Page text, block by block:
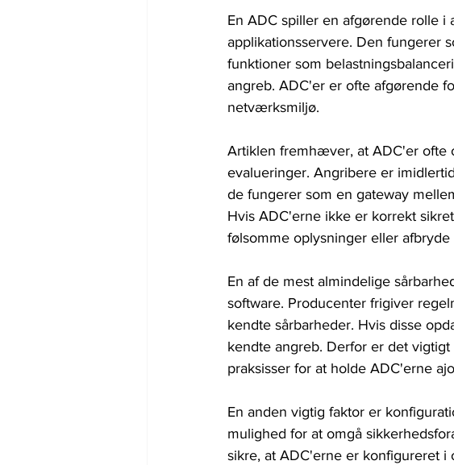
En ADC spiller en afgørende rolle
applikationsservere. Den fungerer
funktioner som
angreb. ADC'er er ofte afgørende
netværksmiljø.
Artiklen fremhæver, at ADC'er ofte
evalueringer. Angribere er
de fungerer som en gateway
Hvis ADC'erne ikke er korrekt
følsomme oplysninger eller afbryde
En af de mest almindelige
software. Producenter frigiver
kendte sårbarheder. Hvis disse
kendte angreb. Derfor er det
praksisser for at holde ADC'erne
En anden vigtig faktor er
mulighed for at omgå
sikre, at ADC'erne er konfigureret i